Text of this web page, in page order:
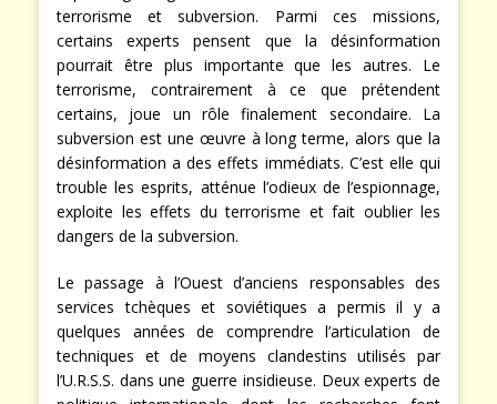
terrorisme et subversion. Parmi ces missions,
certains experts pensent que la désinformation
pourrait être plus importante que les autres. Le
terrorisme, contrairement à ce que prétendent
certains, joue un rôle finalement secondaire. La
subversion est une œuvre à long terme, alors que la
désinformation a des effets immédiats. C’est elle qui
trouble les esprits, atténue l’odieux de l’espionnage,
exploite les effets du terrorisme et fait oublier les
dangers de la subversion.
Le passage à l’Ouest d’anciens responsables des
services tchèques et soviétiques a permis il y a
quelques années de comprendre l’articulation de
techniques et de moyens clandestins utilisés par
l’U.R.S.S. dans une guerre insidieuse. Deux experts de